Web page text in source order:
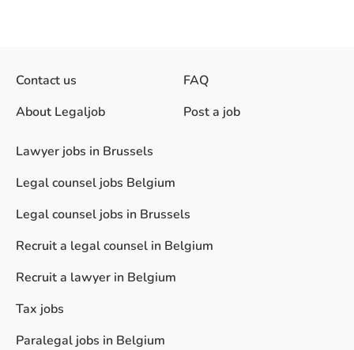
Contact us
About Legaljob
FAQ
Post a job
Lawyer jobs in Brussels
Legal counsel jobs Belgium
Legal counsel jobs in Brussels
Recruit a legal counsel in Belgium
Recruit a lawyer in Belgium
Tax jobs
Paralegal jobs in Belgium